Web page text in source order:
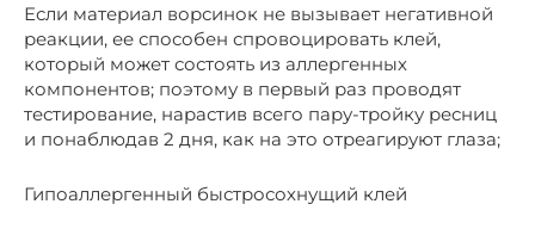
Если материал ворсинок не вызывает негативной
реакции, ее способен спровоцировать клей,
который может состоять из аллергенных
компонентов; поэтому в первый раз проводят
тестирование, нарастив всего пару-тройку ресниц
и понаблюдав 2 дня, как на это отреагируют глаза;
Гипоаллергенный быстросохнущий клей